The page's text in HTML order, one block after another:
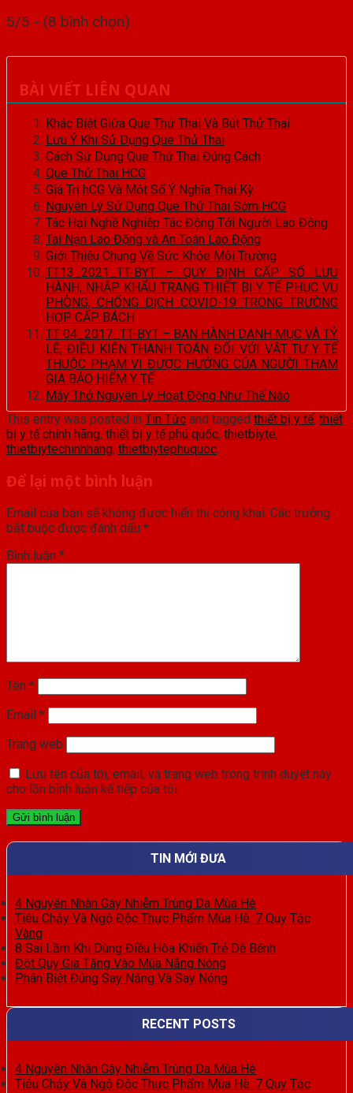
5/5 - (8 bình chọn)
BÀI VIẾT LIÊN QUAN
Khác Biệt Giữa Que Thử Thai Và Bút Thử Thai
Lưu Ý Khi Sử Dụng Que Thử Thai
Cách Sử Dụng Que Thử Thai Đúng Cách
Que Thử Thai HCG
Giá Trị hCG Và Một Số Ý Nghĩa Thai Kỳ
Nguyên Lý Sử Dụng Que Thử Thai Sớm HCG
Tác Hại Nghề Nghiệp Tác Động Tới Người Lao Động
Tai Nạn Lao Động và An Toàn Lao Động
Giới Thiệu Chung Về Sức Khỏe Môi Trường
TT13_2021_TT-BYT – QUY ĐỊNH CẤP SỐ LƯU
HÀNH, NHẬP KHẨU TRANG THIẾT BỊ Y TẾ PHỤC VỤ
PHÒNG, CHỐNG DỊCH COVID-19 TRONG TRƯỜNG
HỢP CẤP BÁCH
TT 04_2017_TT-BYT – BAN HÀNH DANH MỤC VÀ TỶ
LỆ, ĐIỀU KIỆN THANH TOÁN ĐỐI VỚI VẬT TƯ Y TẾ
THUỘC PHẠM VI ĐƯỢC HƯỞNG CỦA NGƯỜI THAM
GIA BẢO HIỂM Y TẾ
Máy Thở Nguyên Lý Hoạt Động Như Thế Nào
This entry was posted in Tin Tức and tagged thiết bị y tế, thiết
bị y tế chính hãng, thiết bị y tế phú quốc, thietbiyte,
thietbiytechinhhang, thietbiytephuquoc
Để lại một bình luận
Email của bạn sẽ không được hiển thị công khai. Các trường
bắt buộc được đánh dấu *
Bình luận *
Tên *
Email *
Trang web
Lưu tên của tôi, email, và trang web trong trình duyệt này
cho lần bình luận kế tiếp của tôi.
TIN MỚI ĐƯA
4 Nguyên Nhân Gây Nhiễm Trùng Da Mùa Hè
Tiêu Chảy Và Ngộ Độc Thực Phẩm Mùa Hè: 7 Quy Tắc
Vàng
8 Sai Lầm Khi Dùng Điều Hòa Khiến Trẻ Dễ Bệnh
Đột Quỵ Gia Tăng Vào Mùa Nắng Nóng
Phân Biệt Đúng Say Nắng Và Say Nóng
RECENT POSTS
4 Nguyên Nhân Gây Nhiễm Trùng Da Mùa Hè
Tiêu Chảy Và Ngộ Độc Thực Phẩm Mùa Hè: 7 Quy Tắc